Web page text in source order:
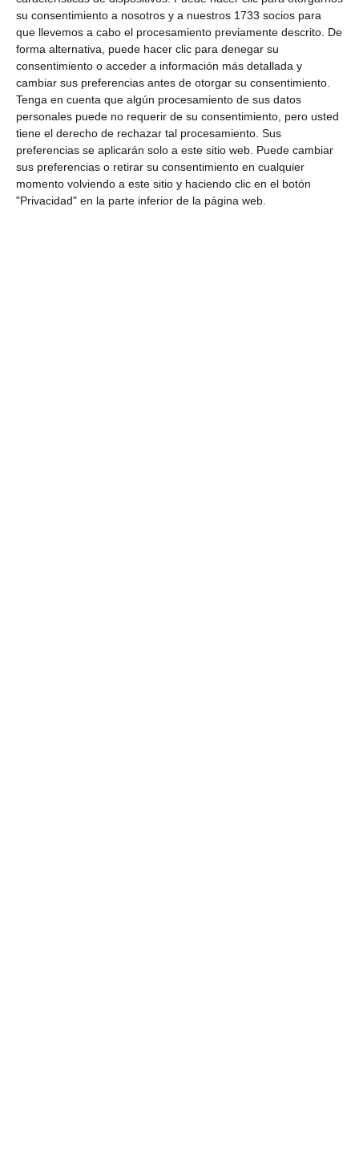
su consentimiento a nosotros y a nuestros 1733 socios para
que llevemos a cabo el procesamiento previamente descrito. De
forma alternativa, puede hacer clic para denegar su
consentimiento o acceder a información más detallada y
cambiar sus preferencias antes de otorgar su consentimiento.
Tenga en cuenta que algún procesamiento de sus datos
personales puede no requerir de su consentimiento, pero usted
tiene el derecho de rechazar tal procesamiento. Sus
preferencias se aplicarán solo a este sitio web. Puede cambiar
sus preferencias o retirar su consentimiento en cualquier
momento volviendo a este sitio y haciendo clic en el botón
"Privacidad" en la parte inferior de la página web.
Comparte esta noticia desde el siguiente enlace:
https://mijascom.com/?a=24968
MIJAS ASOCIACIÓN FOLCLÓRICA SUR DE ANDALUCÍA
COLECTIVOS